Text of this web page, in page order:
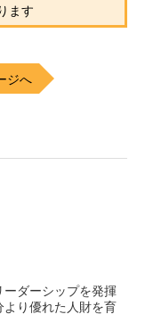
ます
ジへ
ーダーシップを発揮
より優れた人財を育